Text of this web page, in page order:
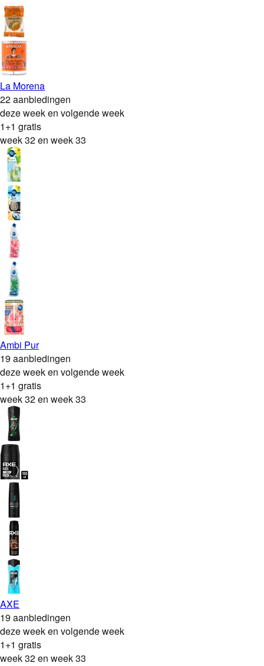
La Morena
22 aanbiedingen
deze week en volgende week
1+1 gratis
week 32 en week 33
Ambi Pur
19 aanbiedingen
deze week en volgende week
1+1 gratis
week 32 en week 33
AXE
19 aanbiedingen
deze week en volgende week
1+1 gratis
week 32 en week 33